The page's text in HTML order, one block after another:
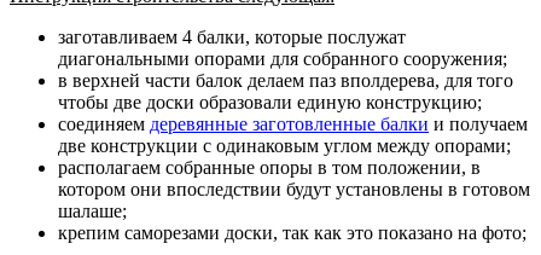
заготавливаем 4 балки, которые послужат
диагональными опорами для собранного сооружения;
в верхней части балок делаем паз вполдерева, для того
чтобы две доски образовали единую конструкцию;
соединяем деревянные заготовленные балки и получаем
две конструкции с одинаковым углом между опорами;
располагаем собранные опоры в том положении, в
котором они впоследствии будут установлены в готовом
шалаше;
крепим саморезами доски, так как это показано на фото;